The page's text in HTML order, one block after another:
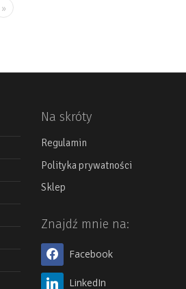
»
Na skróty
Regulamin
Polityka prywatności
Sklep
Znajdź mnie na:
Facebook
LinkedIn